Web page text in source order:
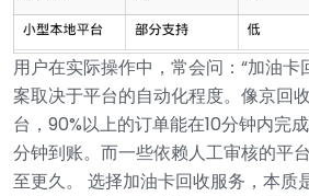
用户在实际操作中，常会问：“加油卡
案取决于平台的自动化程度。像京回
台，90%以上的订单能在10分钟内完
分钟到账。而一些依赖人工审核的平
至更久。 选择加油卡回收服务，本质